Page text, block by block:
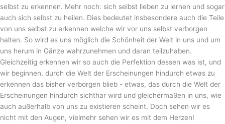
selbst zu erkennen. Mehr noch: sich selbst lieben zu lernen und sogar
auch sich selbst zu heilen. Dies bedeutet insbesondere auch die Teile
von uns selbst zu erkennen welche wir vor uns selbst verborgen
halten. So wird es uns möglich die Schönheit der Welt in uns und um
uns herum in Gänze wahrzunehmen und daran teilzuhaben.
Gleichzeitig erkennen wir so auch die Perfektion dessen was ist, und
wir beginnen, durch die Welt der Erscheinungen hindurch etwas zu
erkennen das bisher verborgen blieb - etwas, das durch die Welt der
Erscheinungen hindurch sichthar wird und gleichermaßen in uns, wie
auch außerhalb von uns zu existieren scheint. Doch sehen wir es
nicht mit den Augen, vielmehr sehen wir es mit dem Herzen!